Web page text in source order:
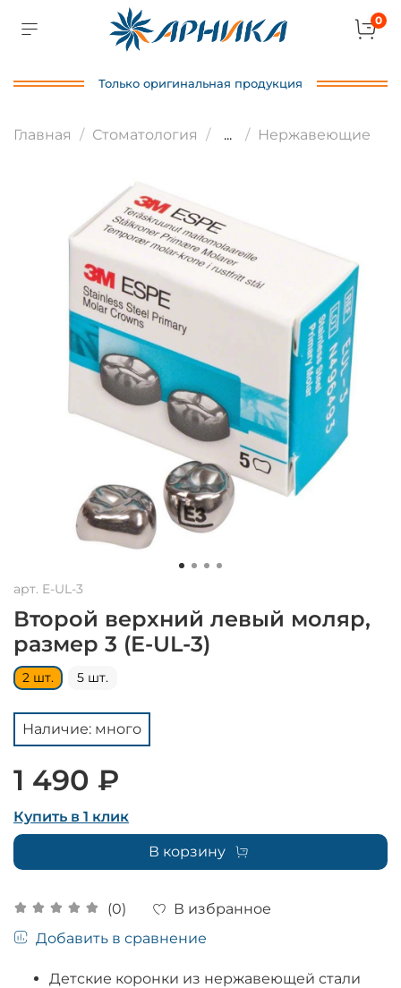
0
Только оригинальная продукция
Главная Стоматология ... Нержавеющие
арт. E-UL-3
Второй верхний левый моляр,
размер 3 (E-UL-3)
(0)
В избранное
Добавить в сравнение
2 шт. 5 шт.
Наличие: много
1 490 ₽
Купить в 1 клик
В корзину
Детские коронки из нержавеющей стали